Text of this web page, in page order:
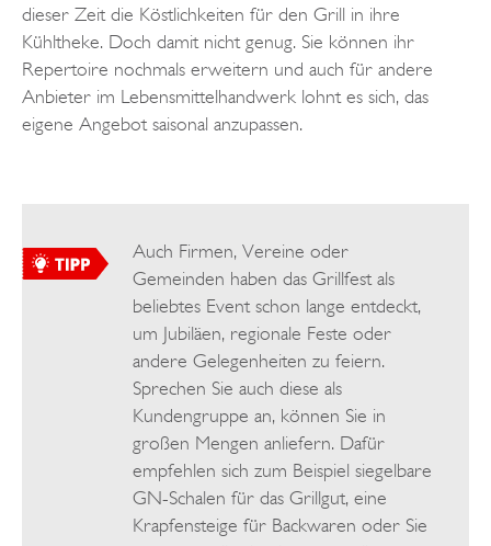
dieser Zeit die Köstlichkeiten für den Grill in ihre
Kühltheke. Doch damit nicht genug. Sie können ihr
Repertoire nochmals erweitern und auch für andere
Anbieter im Lebensmittelhandwerk lohnt es sich, das
eigene Angebot saisonal anzupassen.
Auch Firmen, Vereine oder
Gemeinden haben das Grillfest als
beliebtes Event schon lange entdeckt,
um Jubiläen, regionale Feste oder
andere Gelegenheiten zu feiern.
Sprechen Sie auch diese als
Kundengruppe an, können Sie in
großen Mengen anliefern. Dafür
empfehlen sich zum Beispiel siegelbare
GN-Schalen für das Grillgut, eine
Krapfensteige für Backwaren oder Sie